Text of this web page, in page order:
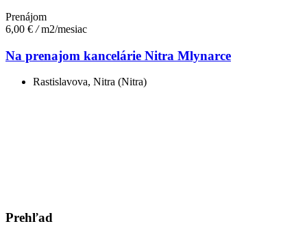
Prenájom
6,00 € /m2/mesiac
Na prenajom kancelárie Nitra Mlynarce
Rastislavova, Nitra (Nitra)
Prehľad